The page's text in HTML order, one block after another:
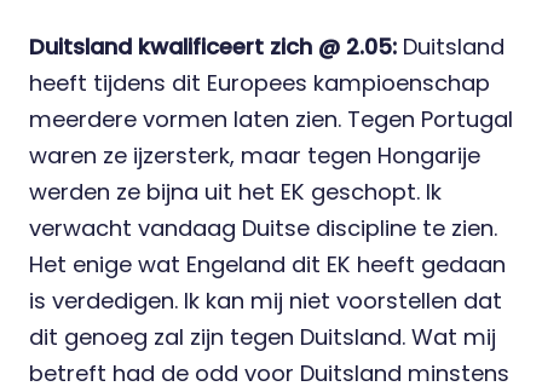
Duitsland kwalificeert zich @ 2.05: Duitsland
heeft tijdens dit Europees kampioenschap
meerdere vormen laten zien. Tegen Portugal
waren ze ijzersterk, maar tegen Hongarije
werden ze bijna uit het EK geschopt. Ik
verwacht vandaag Duitse discipline te zien.
Het enige wat Engeland dit EK heeft gedaan
is verdedigen. Ik kan mij niet voorstellen dat
dit genoeg zal zijn tegen Duitsland. Wat mij
betreft had de odd voor Duitsland minstens